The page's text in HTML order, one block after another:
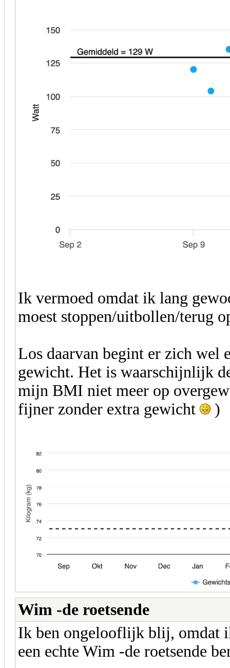
Ik vermoed omdat ik lang
moest stoppen/uitbollen/terug
Los daarvan begint er zich wel
gewicht. Het is waarschijnlijk
mijn BMI niet meer op
fijner zonder extra gewicht
)
Wim -de roetsende
Ik ben ongelooflijk blij, omdat
een echte Wim -de roetsende